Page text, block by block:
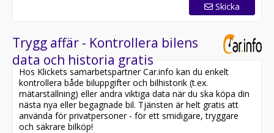
Skicka
Trygg affär - Kontrollera bilens
data och historia gratis
Hos Klickets samarbetspartner Car.info kan du enkelt
kontrollera både biluppgifter och bilhistorik (t.ex.
mätarställning) eller andra viktiga data när du ska köpa din
nästa nya eller begagnade bil. Tjänsten är helt gratis att
använda för privatpersoner - för ett smidigare, tryggare
och säkrare bilköp!